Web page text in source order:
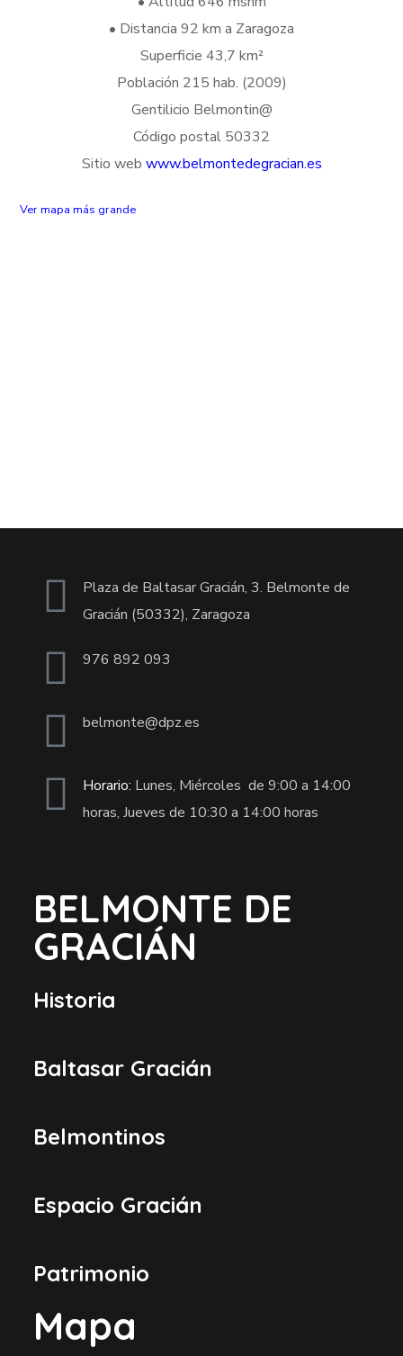
• Distancia 92 km a Zaragoza
Superficie 43,7 km²
Población 215 hab. (2009)
Gentilicio Belmontin@
Código postal 50332
Sitio web www.belmontedegracian.es
Ver mapa más grande
Plaza de Baltasar Gracián, 3. Belmonte de
Gracián (50332), Zaragoza
976 892 093
belmonte@dpz.es
Horario: Lunes, Miércoles de 9:00 a 14:00
horas, Jueves de 10:30 a 14:00 horas
BELMONTE DE
GRACIÁN
Historia
Baltasar Gracián
Belmontinos
Espacio Gracián
Patrimonio
Mapa